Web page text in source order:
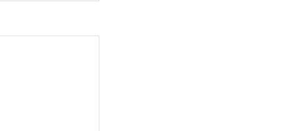
します。 HP：